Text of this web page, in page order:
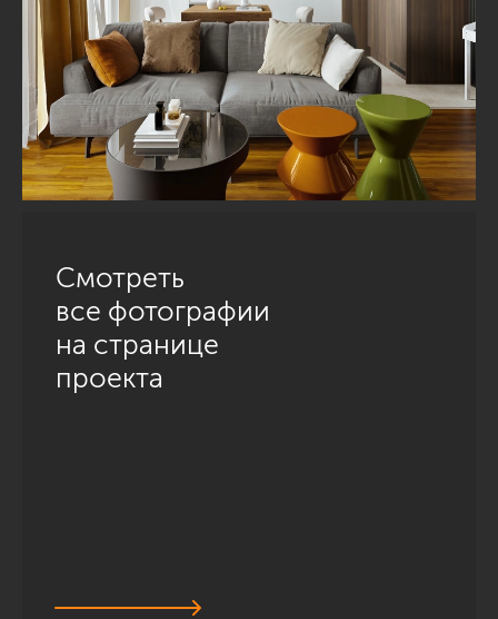
Смотреть
все фотографии
на странице
проекта